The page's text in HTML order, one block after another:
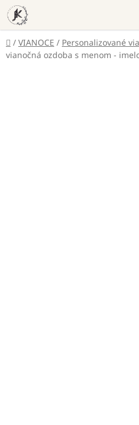
Prejsť
na
obsah
Domov
/ VIANOCE / Personalizované
vianočná ozdoba s menom -